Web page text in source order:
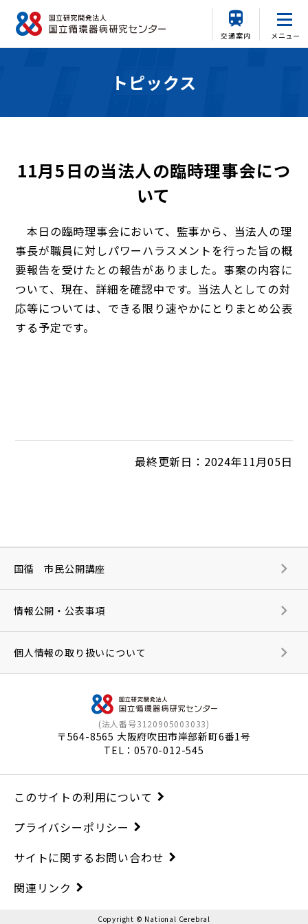
交通案内 メニュー
トピックス
11月5日の当法人の臨時理事会につ
いて
本日の臨時理事会において、監事から、当法人の理
事長が職員に対しパワーハラスメントを行った旨の概
要報告を受けたとの報告がありました。事案の内容に
ついて、現在、詳細を確認中です。当法人としての対
応等については、できる限り速やかにとりまとめ公表
する予定です。
最終更新日：2024年11月05日
(法人番号3120905003033)
〒564-8565 大阪府吹田市岸部新町6番1号
TEL：0570-012-545
国循 市民公開講座
情報公開・公表事項
個人情報の取り扱いについて
このサイトの利用について
プライバシーポリシー
サイトに関するお問い合わせ
関連リンク
Copyright © National Cerebral